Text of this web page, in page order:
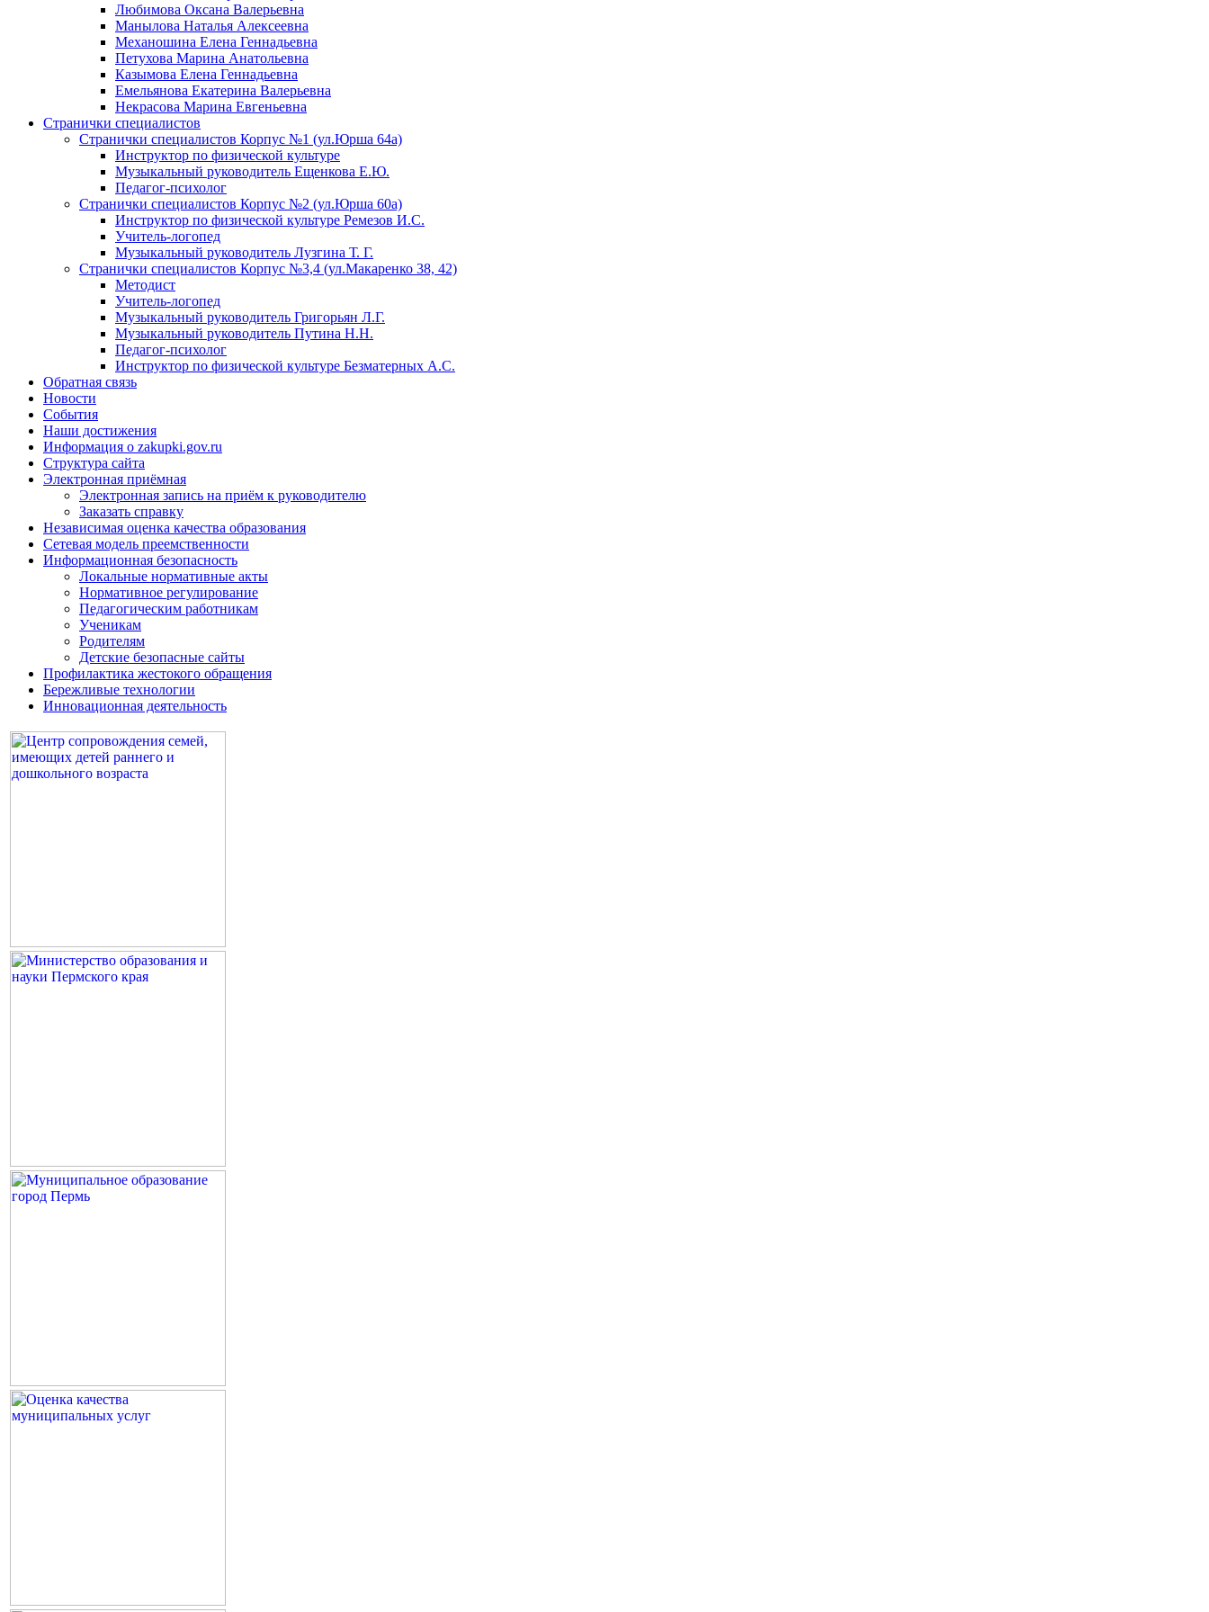
Любимова Оксана Валерьевна
Манылова Наталья Алексеевна
Механошина Елена Геннадьевна
Петухова Марина Анатольевна
Казымова Елена Геннадьевна
Емельянова Екатерина Валерьевна
Некрасова Марина Евгеньевна
Странички специалистов
Странички специалистов Корпус №1 (ул.Юрша 64а)
Инструктор по физической культуре
Музыкальный руководитель Ещенкова Е.Ю.
Педагог-психолог
Странички специалистов Корпус №2 (ул.Юрша 60а)
Инструктор по физической культуре Ремезов И.С.
Учитель-логопед
Музыкальный руководитель Лузгина Т. Г.
Странички специалистов Корпус №3,4 (ул.Макаренко 38, 42)
Методист
Учитель-логопед
Музыкальный руководитель Григорьян Л.Г.
Музыкальный руководитель Путина Н.Н.
Педагог-психолог
Инструктор по физической культуре Безматерных А.С.
Обратная связь
Новости
События
Наши достижения
Информация о zakupki.gov.ru
Структура сайта
Электронная приёмная
Электронная запись на приём к руководителю
Заказать справку
Независимая оценка качества образования
Сетевая модель преемственности
Информационная безопасность
Локальные нормативные акты
Нормативное регулирование
Педагогическим работникам
Ученикам
Родителям
Детские безопасные сайты
Профилактика жестокого обращения
Бережливые технологии
Инновационная деятельность